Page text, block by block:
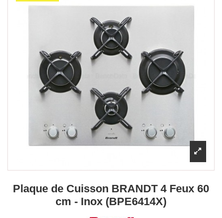
Plaque de Cuisson BRANDT 4 Feux 60
cm - Inox (BPE6414X)